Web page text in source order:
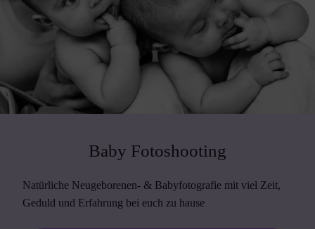
Baby Fotoshooting
Natürliche Neugeborenen- & Babyfotografie mit viel Zeit,
Geduld und Erfahrung bei euch zu hause